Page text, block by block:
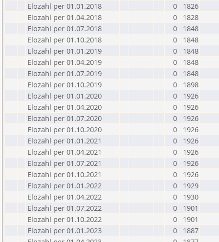
Elozahl per 01.01.2018
0
1826
Elozahl per 01.04.2018
0
1828
Elozahl per 01.07.2018
0
1848
Elozahl per 01.10.2018
0
1848
Elozahl per 01.01.2019
0
1848
Elozahl per 01.04.2019
0
1848
Elozahl per 01.07.2019
0
1848
Elozahl per 01.10.2019
0
1898
Elozahl per 01.01.2020
0
1926
Elozahl per 01.04.2020
0
1926
Elozahl per 01.07.2020
0
1926
Elozahl per 01.10.2020
0
1926
Elozahl per 01.01.2021
0
1926
Elozahl per 01.04.2021
0
1926
Elozahl per 01.07.2021
0
1926
Elozahl per 01.10.2021
0
1926
Elozahl per 01.01.2022
0
1929
Elozahl per 01.04.2022
0
1930
Elozahl per 01.07.2022
0
1901
Elozahl per 01.10.2022
0
1901
Elozahl per 01.01.2023
0
1887